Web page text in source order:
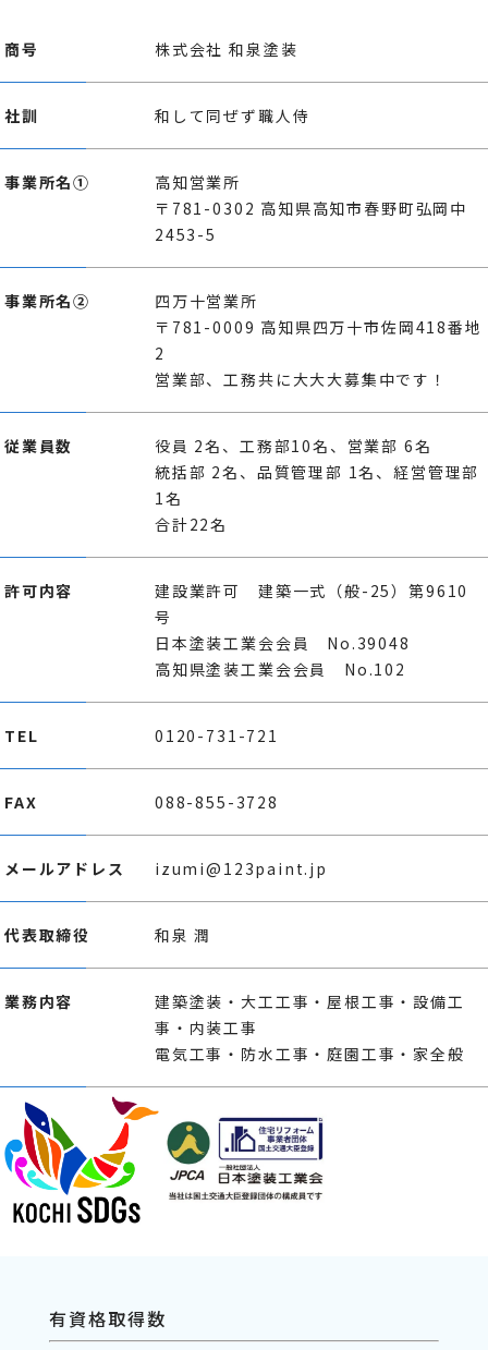
商号 株式会社 和泉塗装
社訓 和して同ぜず職人侍
事業所名①
高知営業所
〒781-0302 高知県高知市春野町弘岡中
2453-5
事業所名②
四万十営業所
〒781-0009 高知県四万十市佐岡418番地
2
営業部、工務共に大大大募集中です！
従業員数
役員 2名、工務部10名、営業部 6名
統括部 2名、品質管理部 1名、経営管理部
1名
合計22名
許可内容
建設業許可 建築一式（般-25）第9610
号
日本塗装工業会会員 No.39048
高知県塗装工業会会員 No.102
TEL 0120-731-721
FAX 088-855-3728
メールアドレス izumi@123paint.jp
代表取締役 和泉 潤
業務内容
建築塗装・大工工事・屋根工事・設備工
事・内装工事
電気工事・防水工事・庭園工事・家全般
有資格取得数